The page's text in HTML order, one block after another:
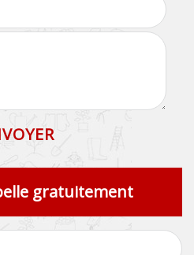
gratuitement